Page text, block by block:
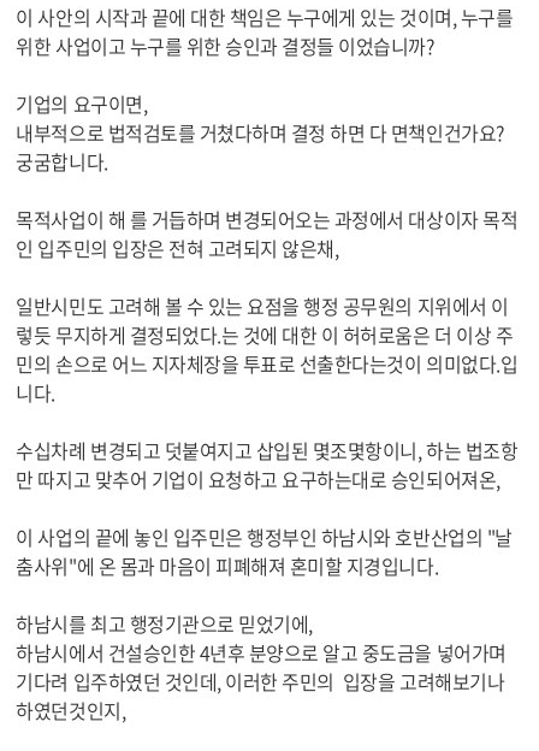
이 사안의 시작과 끝에 대한 책임은 누구에게 있는 것이며, 누구를
위한 사업이고 누구를 위한 승인과 결정들 이었습니까?
기업의 요구이면,
내부적으로 법적검토를 거쳤다하며 결정 하면 다 면책인건가요?
궁굼합니다.
목적사업이 해 를 거듭하며 변경되어오는 과정에서 대상이자 목적
인 입주민의 입장은 전혀 고려되지 않은채,
일반시민도 고려해 볼 수 있는 요점을 행정 공무원의 지위에서 이
렇듯 무지하게 결정되었다.는 것에 대한 이 허허로움은 더 이상 주
민의 손으로 어느 지자체장을 투표로 선출한다는것이 의미없다.입
니다.
수십차례 변경되고 덧붙여지고 삽입된 몇조몇항이니, 하는 법조항
만 따지고 맞추어 기업이 요청하고 요구하는대로 승인되어져온,
이 사업의 끝에 놓인 입주민은 행정부인 하남시와 호반산업의 "날
춤사위"에 온 몸과 마음이 피폐해져 혼미할 지경입니다.
하남시를 최고 행정기관으로 믿었기에,
하남시에서 건설승인한 4년후 분양으로 알고 중도금을 넣어가며
기다려 입주하였던 것인데, 이러한 주민의 입장을 고려해보기나
하였던것인지,